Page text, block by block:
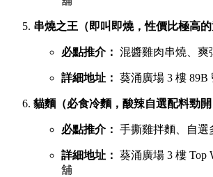
串燒之王（即叫即燒，性價比極高的
必點推介： 混醬雞肉串燒、爽
詳細地址： 葵涌廣場 3 樓 89B
貓麵（必食冷麵，酸辣自選配料勁開
必點推介： 手撕雞拌麵、自選
詳細地址： 葵涌廣場 3 樓 Top
舖